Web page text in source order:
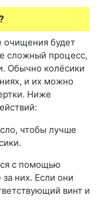
будет
сложный процесс,
Обычно колёсики
и их можно
Ниже
чтобы лучше
с помощью
них. Если они
винт и